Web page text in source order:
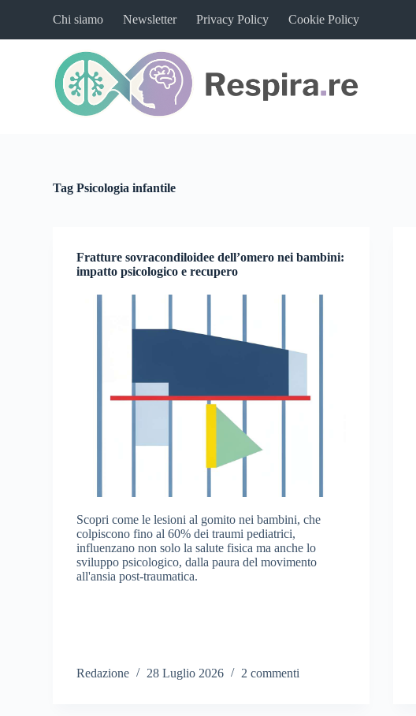
l
Chi siamo Newsletter Privacy Policy Cookie Policy
Tag Psicologia infantile
Fratture sovracondiloidee dell’omero nei bambini:
impatto psicologico e recupero
Scopri come le lesioni al gomito nei bambini, che
colpiscono fino al 60% dei traumi pediatrici,
influenzano non solo la salute fisica ma anche lo
sviluppo psicologico, dalla paura del movimento
all'ansia post-traumatica.
Redazione 28 Luglio 2026 2 commenti